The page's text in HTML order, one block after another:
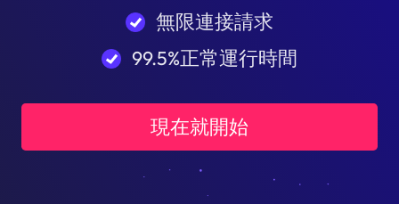
無限連接請求
99.5%正常運行時間
現在就開始